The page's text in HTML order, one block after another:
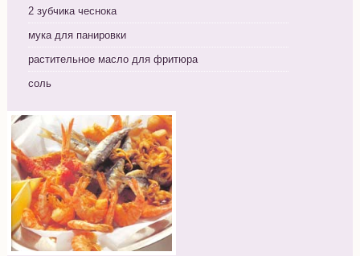
2 зубчика чеснока
мука для панировки
растительное масло для фритюра
соль